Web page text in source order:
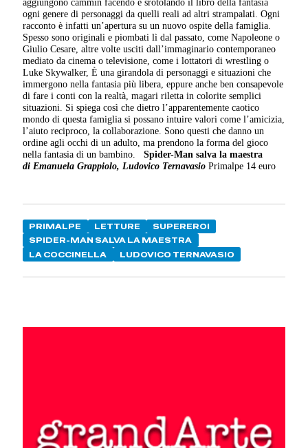
ogni genere di personaggi da quelli reali ad altri strampalati. Ogni
racconto è infatti un’apertura su un nuovo ospite della famiglia.
Spesso sono originali e piombati lì dal passato, come Napoleone o
Giulio Cesare, altre volte usciti dall’immaginario contemporaneo
mediato da cinema o televisione, come i lottatori di wrestling o
Luke Skywalker, È una girandola di personaggi e situazioni che
immergono nella fantasia più libera, eppure anche ben consapevole
di fare i conti con la realtà, magari riletta in colorite semplici
situazioni. Si spiega così che dietro l’apparentemente caotico
mondo di questa famiglia si possano intuire valori come l’amicizia,
l’aiuto reciproco, la collaborazione. Sono questi che danno un
ordine agli occhi di un adulto, ma prendono la forma del gioco
nella fantasia di un bambino.
Spider-Man salva la maestra
di Emanuela Grappiolo, Ludovico TernavasioPrimalpe 14 euro
PRIMALPE LETTURE
SUPEREROI
SPIDER-MAN SALVA LA MAESTRA
LA COCCINELLA
LUDOVICO TERNAVASIO